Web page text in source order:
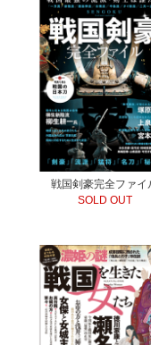
戦国剣豪完全ファイ
SOLD OUT